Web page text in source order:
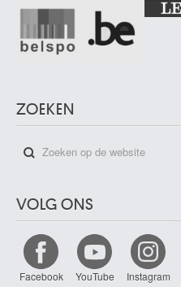
ZOEKEN
VOLG ONS
Facebook YouTube Instagram